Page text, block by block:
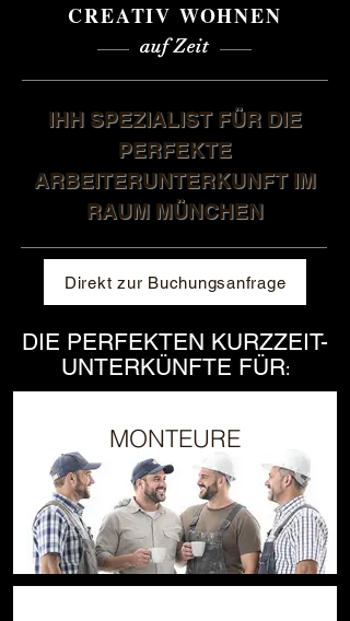
CREATIV WOHNEN
auf Zeit
IHH SPEZIALIST FÜR DIE
PERFEKTE
ARBEITERUNTERKUNFT IM
RAUM MÜNCHEN
Direkt zur Buchungsanfrage
DIE PERFEKTEN KURZZEIT-
UNTERKÜNFTE FÜR:
MONTEURE